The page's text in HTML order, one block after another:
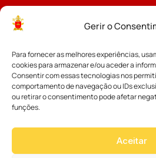
Gerir o
Para fornecer as melhores experiências,
cookies para armazenar e/ou aceder a
Consentir com essas tecnologias nos
comportamento de navegação ou IDs
ou retirar o consentimento pode afetar
funções.
Aceitar
Padroeira
Notícias
Notícias da Arquidiocese
Notícias Cáritas
Palavra dos Bispos